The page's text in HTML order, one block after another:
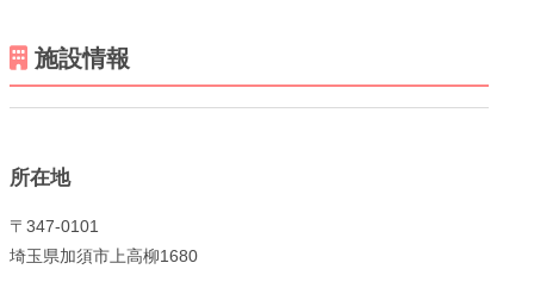
施設情報
所在地
〒347-0101
埼玉県加須市上高柳1680